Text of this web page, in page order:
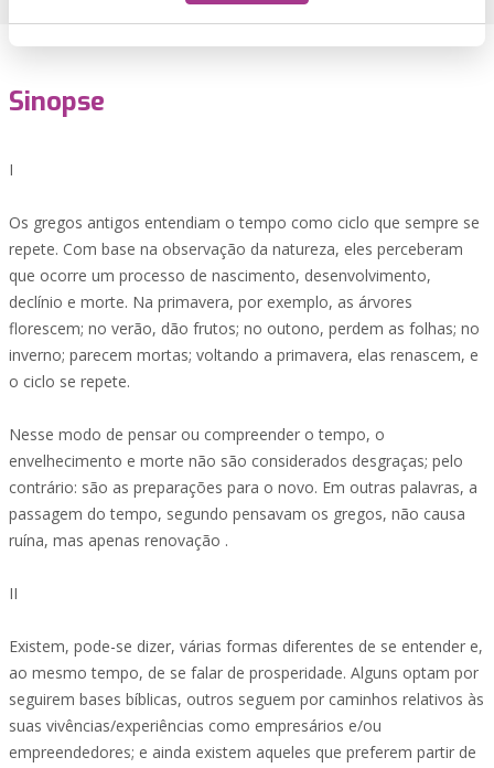
Sinopse
I
Os gregos antigos entendiam o tempo como ciclo que sempre se
repete. Com base na observação da natureza, eles perceberam
que ocorre um processo de nascimento, desenvolvimento,
declínio e morte. Na primavera, por exemplo, as árvores
florescem; no verão, dão frutos; no outono, perdem as folhas; no
inverno; parecem mortas; voltando a primavera, elas renascem, e
o ciclo se repete.
Nesse modo de pensar ou compreender o tempo, o
envelhecimento e morte não são considerados desgraças; pelo
contrário: são as preparações para o novo. Em outras palavras, a
passagem do tempo, segundo pensavam os gregos, não causa
ruína, mas apenas renovação .
II
Existem, pode-se dizer, várias formas diferentes de se entender e,
ao mesmo tempo, de se falar de prosperidade. Alguns optam por
seguirem bases bíblicas, outros seguem por caminhos relativos às
suas vivências/experiências como empresários e/ou
empreendedores; e ainda existem aqueles que preferem partir de